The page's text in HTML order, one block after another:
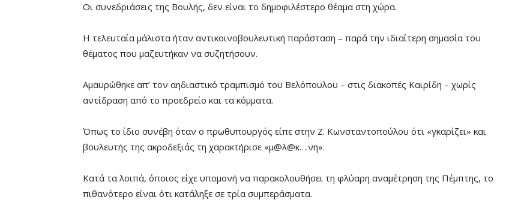
Οι συνεδριάσεις της Βουλής, δεν είναι το δημοφιλέστερο θέαμα στη χώρα.
Η τελευταία μάλιστα ήταν αντικοινοβουλευτική παράσταση – παρά την ιδιαίτερη σημασία του
θέματος που μαζευτήκαν να συζητήσουν.
Αμαυρώθηκε απ’ τον αηδιαστικό τραμπισμό του Βελόπουλου – στις διακοπές Καιρίδη – χωρίς
αντίδραση από το προεδρείο και τα κόμματα.
Όπως το ίδιο συνέβη όταν ο πρωθυπουργός είπε στην Ζ. Κωνσταντοπούλου ότι «γκαρίζει» και
βουλευτής της ακροδεξιάς τη χαρακτήρισε «μ@λ@κ….νη».
Κατά τα λοιπά, όποιος είχε υπομονή να παρακολουθήσει τη φλύαρη αναμέτρηση της Πέμπτης, το
πιθανότερο είναι ότι κατάληξε σε τρία συμπεράσματα.